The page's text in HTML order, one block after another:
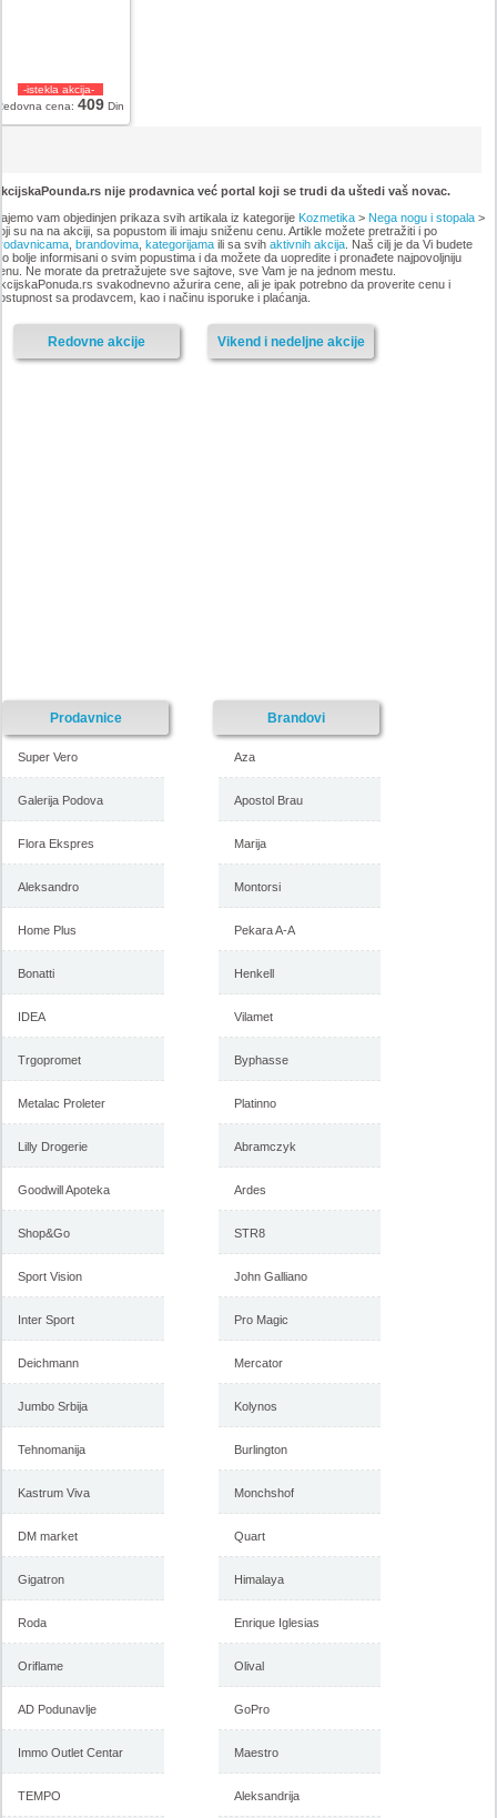
-istekla akcija-
cena:409 Din
nije prodavnica već portal koji se trudi da uštedi vaš novac.
vam objedinjen prikaza svih artikala iz kategorije Kozmetika> Nega nogu i stopala>
su na na akciji, sa popustom ili imaju sniženu cenu. Artikle možete pretražiti i po
, brandovima, kategorijamaili sa svih aktivnih akcija. Naš cilj je da Vi budete
bolje informisani o svim popustima i da možete da uopredite i pronađete najpovoljniju
Ne morate da pretražujete sve sajtove, sve Vam je na jednom mestu.
svakodnevno ažurira cene, ali je ipak potrebno da proverite cenu i
sa prodavcem, kao i načinu isporuke i plaćanja.
Vikend i nedeljne akcije
Redovne akcije
Prodavnice
Super Vero
Galerija Podova
Flora Ekspres
Aleksandro
Home Plus
Bonatti
IDEA
Trgopromet
Metalac Proleter
Lilly Drogerie
Goodwill Apoteka
Shop&Go
Sport Vision
Inter Sport
Deichmann
Jumbo Srbija
Tehnomanija
Kastrum Viva
DM market
Gigatron
Roda
Oriflame
AD Podunavlje
Immo Outlet Centar
TEMPO
Brandovi
Aza
Apostol Brau
Marija
Montorsi
Pekara A-A
Henkell
Vilamet
Byphasse
Platinno
Abramczyk
Ardes
STR8
John Galliano
Pro Magic
Mercator
Kolynos
Burlington
Monchshof
Quart
Himalaya
Enrique Iglesias
Olival
GoPro
Maestro
Aleksandrija